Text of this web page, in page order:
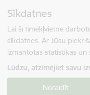
Sīkdatnes
Lai šī tīmekļvietne
sīkdatnes. Ar Jūsu
izmantotas statistikas un
Lūdzu, atzīmējiet savu
Noraidīt